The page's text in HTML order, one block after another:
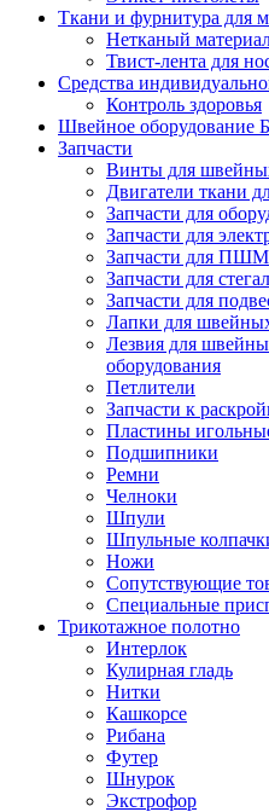
Ткани и фурнитура для
Нетканый
Твист-лента для
Средства
Контроль здоровья
Швейное оборудование
Запчасти
Винты для
Двигатели ткани
Запчасти для
Запчасти для
Запчасти для ПШМ
Запчасти для
Запчасти для
Лапки для
Лезвия для
оборудования
Петлители
Запчасти к
Пластины
Подшипники
Ремни
Челноки
Шпули
Шпульные
Ножи
Сопутствующие
Специальные
Трикотажное полотно
Интерлок
Кулирная гладь
Нитки
Кашкорсе
Рибана
Футер
Шнурок
Экстрофор